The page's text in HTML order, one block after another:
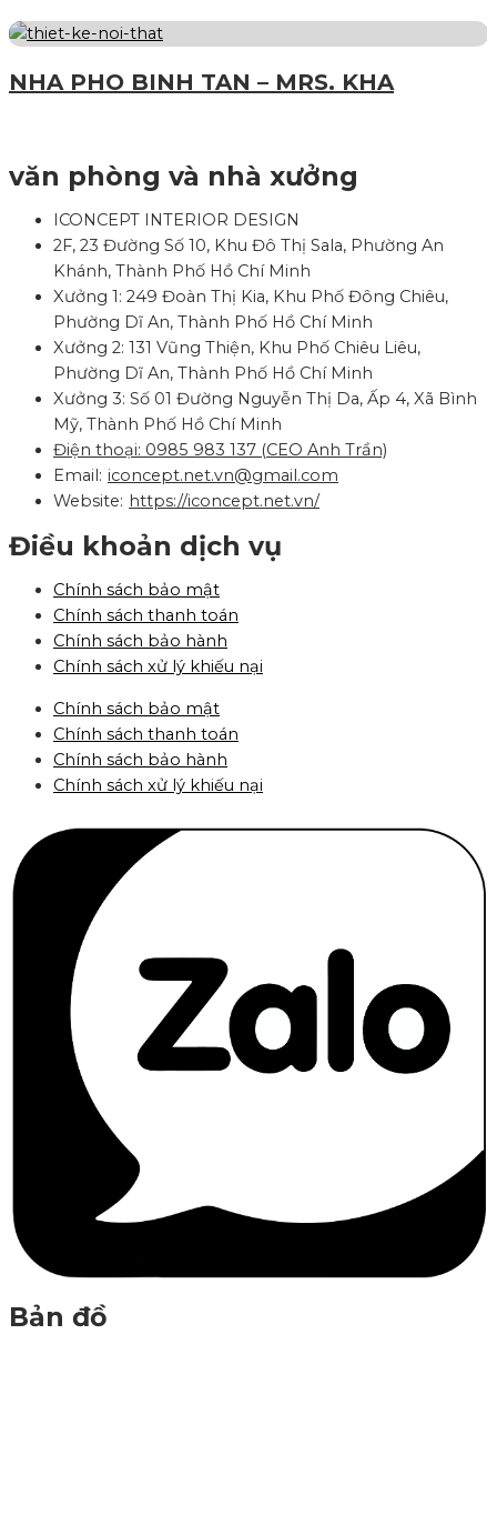
NHA PHO BINH TAN – MRS. KHA
văn phòng và nhà xưởng
ICONCEPT INTERIOR DESIGN
2F, 23 Đường Số 10, Khu Đô Thị Sala, Phường An
Khánh, Thành Phố Hồ Chí Minh
Xưởng 1: 249 Đoàn Thị Kia, Khu Phố Đông Chiêu,
Phường Dĩ An, Thành Phố Hồ Chí Minh
Xưởng 2: 131 Vũng Thiện, Khu Phố Chiêu Liêu,
Phường Dĩ An, Thành Phố Hồ Chí Minh
Xưởng 3: Số 01 Đường Nguyễn Thị Da, Ấp 4, Xã Bình
Mỹ, Thành Phố Hồ Chí Minh
Điện thoại: 0985 983 137 (CEO Anh Trần)
Email: iconcept.net.vn@gmail.com
Website: https://iconcept.net.vn/
Điều khoản dịch vụ
Chính sách bảo mật
Chính sách thanh toán
Chính sách bảo hành
Chính sách xử lý khiếu nại
Chính sách bảo mật
Chính sách thanh toán
Chính sách bảo hành
Chính sách xử lý khiếu nại
Bản đồ